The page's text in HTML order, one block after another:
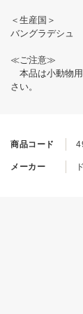
商品コード
メーカー
＜生産国＞
バングラデシュ
≪ご注意≫
本品は小動物
さい。